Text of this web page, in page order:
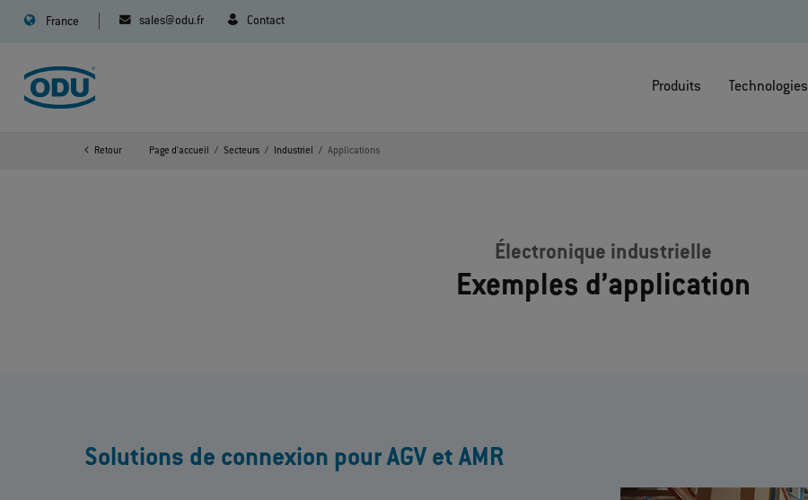
France sales@odu.fr Contact
Produits Technologies
Retour Page d'accueil Secteurs Industriel Applications
Électronique industrielle
Exemples d’application
Solutions de connexion pour AGV et AMR